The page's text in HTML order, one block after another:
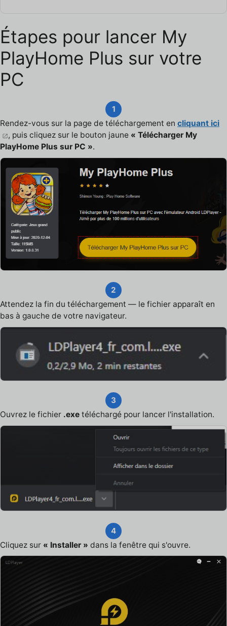
Étapes pour lancer My
PlayHome Plus sur votre
PC
1
Rendez-vous sur la page de téléchargement en cliquant ici
, puis cliquez sur le bouton jaune « Télécharger My
PlayHome Plus sur PC ».
2
Attendez la fin du téléchargement — le fichier apparaît en
bas à gauche de votre navigateur.
3
Ouvrez le fichier .exe téléchargé pour lancer l'installation.
4
Cliquez sur « Installer » dans la fenêtre qui s'ouvre.